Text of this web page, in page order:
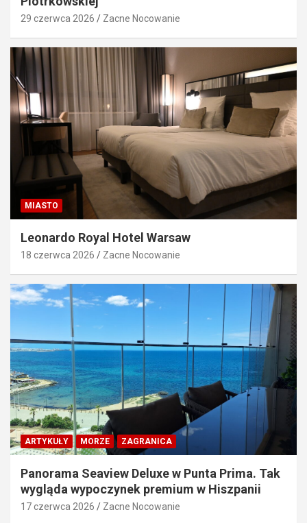
29 czerwca 2026 Zacne Nocowanie
MIASTO
Leonardo Royal Hotel Warsaw
18 czerwca 2026 Zacne Nocowanie
ARTYKUŁY MORZE ZAGRANICA
Panorama Seaview Deluxe w Punta Prima. Tak
wygląda wypoczynek premium w Hiszpanii
17 czerwca 2026 Zacne Nocowanie